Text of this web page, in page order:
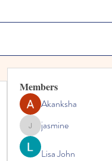
Members
Akanksha
jasminejasmine
Lisa John